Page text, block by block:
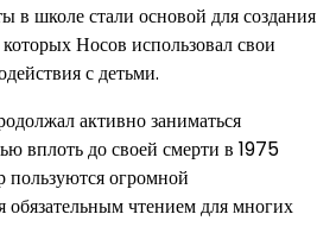
в школе стали основой для создания
Носов использовал свои
с детьми.
активно заниматься
вплоть до своей смерти в 1975
пользуются огромной
обязательным чтением для многих